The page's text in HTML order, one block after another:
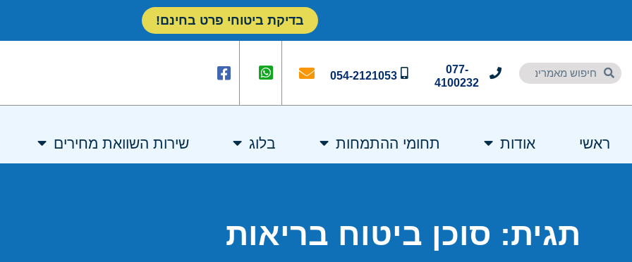
בדיקת ביטוחי פרט בחינם!
077-
4100232
054-2121053
ראשי אודות תחומי ההתמחות בלוג שירות השוואת מחירים
תגית: סוכן ביטוח בריאות